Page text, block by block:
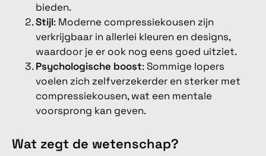
bieden.
Stijl: Moderne compressiekousen zijn
verkrijgbaar in allerlei kleuren en designs,
waardoor je er ook nog eens goed uitziet.
Psychologische boost: Sommige lopers
voelen zich zelfverzekerder en sterker met
compressiekousen, wat een mentale
voorsprong kan geven.
Wat zegt de wetenschap?